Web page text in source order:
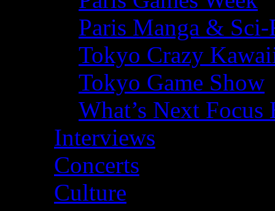
Paris Manga &
Tokyo Crazy
Tokyo Game Show
What’s Next
Interviews
Concerts
Culture